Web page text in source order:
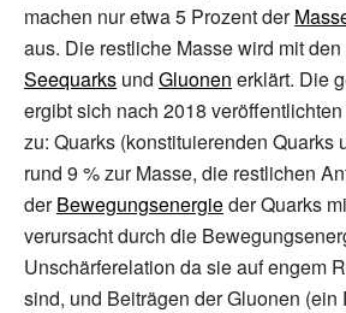
machen nur etwa 5 Prozent der
aus. Die restliche Masse wird mit den
Seequarks und Gluonen erklärt. Die
ergibt sich nach 2018
zu: Quarks (konstituierenden Quarks
rund 9 % zur Masse, die restlichen
derBewegungsenergieder Quarks
verursacht durch die
Unschärferelation da sie auf engem
sind, und Beiträgen der Gluonen (ein